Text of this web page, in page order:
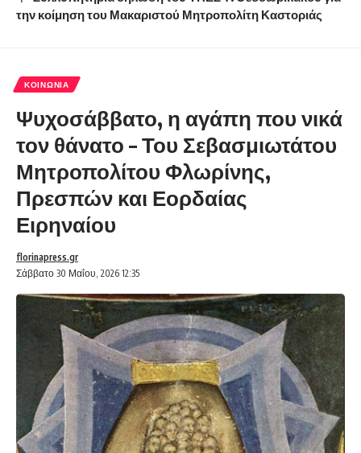
την κοίμηση του Μακαριστού Μητροπολίτη Καστοριάς
ΚΟΙΝΩΝΊΑ
Ψυχοσάββατο, η αγάπη που νικά
τον θάνατο – Του Σεβασμιωτάτου
Μητροπολίτου Φλωρίνης,
Πρεσπών και Εορδαίας
Ειρηναίου
Σάββατο 30 Μαΐου, 2026 12:35
florinapress.gr